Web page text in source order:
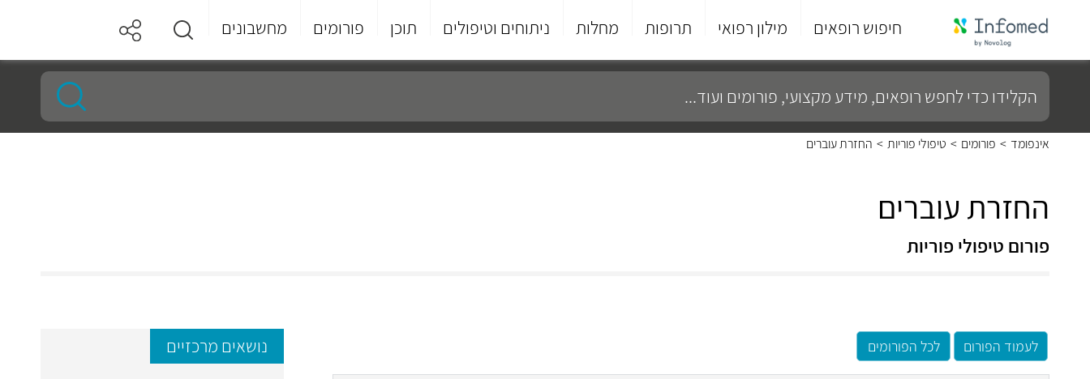
חיפוש רופאים מילון רפואי תרופות מחלות ניתוחים וטיפולים תוכן פורומים מחשבונים
סוף
התפריט
הקלידו
כדי
לחפש
רופאים,
מידע
מקצועי,
אינפומד > פורומים > טיפולי פוריות > החזרת עוברים
החזרת עוברים
פורום טיפולי פוריות
לעמוד הפורום לכל הפורומים נושאים מרכזיים